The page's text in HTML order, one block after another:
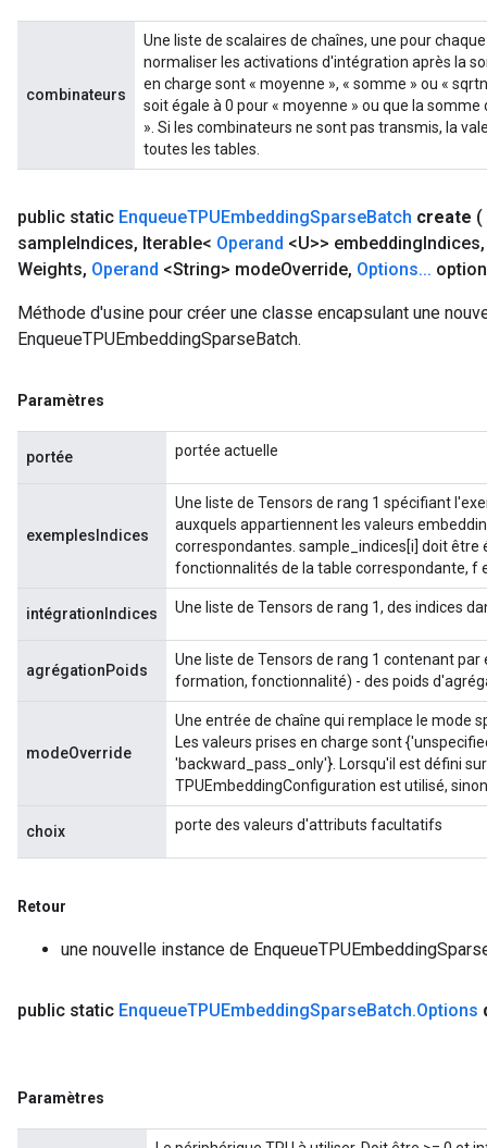
combinateurs
Une liste de scalaires de chaînes, une pour
normaliser les activations d'intégration après la
en charge sont « moyenne », « somme » ou «
soit égale à 0 pour « moyenne » ou que la
». Si les combinateurs ne sont pas transmis, la
toutes les tables.
public static EnqueueTPUEmbeddingSparseBatch create (
sampleIndices, Iterable< Operand <U>> embeddingIndices,
Weights, Operand <String> modeOverride, Options...
Méthode d'usine pour créer une classe encapsulant une
EnqueueTPUEmbeddingSparseBatch.
Paramètres
portée portée actuelle
exemplesIndices
Une liste de Tensors de rang 1 spécifiant
auxquels appartiennent les valeurs
correspondantes. sample_indices[i] doit être
fonctionnalités de la table correspondante, f
intégrationIndices Une liste de Tensors de rang 1, des indices
agrégationPoids
Une liste de Tensors de rang 1 contenant
formation, fonctionnalité) - des poids
modeOverride
Une entrée de chaîne qui remplace le mode
Les valeurs prises en charge sont
'backward_pass_only'}. Lorsqu'il est défini
TPUEmbeddingConfiguration est utilisé,
choix porte des valeurs d'attributs facultatifs
Retour
une nouvelle instance de
public static EnqueueTPUEmbeddingSparseBatch.Options
Paramètres